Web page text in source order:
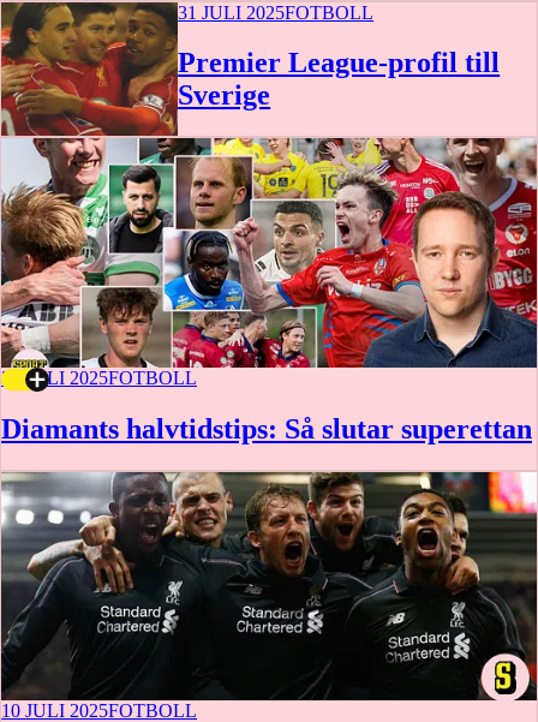
31 JULI 2025FOTBOLL
Premier League-profil till
Sverige
23 JULI 2025FOTBOLL
Diamants halvtidstips: Så slutar superettan
10 JULI 2025FOTBOLL